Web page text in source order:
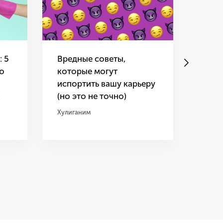
5
Вредные советы,
которые могут
испортить вашу карьеру
(но это не точно)
Хулиганим